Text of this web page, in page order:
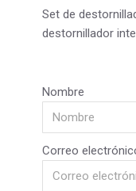
Set de
destornillador
Nombre
Correo